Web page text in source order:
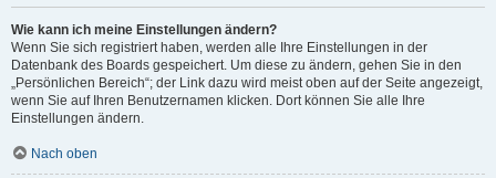
Wie kann ich meine Einstellungen ändern?
Wenn Sie sich registriert haben, werden alle Ihre Einstellungen in der
Datenbank des Boards gespeichert. Um diese zu ändern, gehen Sie in den
„Persönlichen Bereich“; der Link dazu wird meist oben auf der Seite angezeigt,
wenn Sie auf Ihren Benutzernamen klicken. Dort können Sie alle Ihre
Einstellungen ändern.
Nach oben